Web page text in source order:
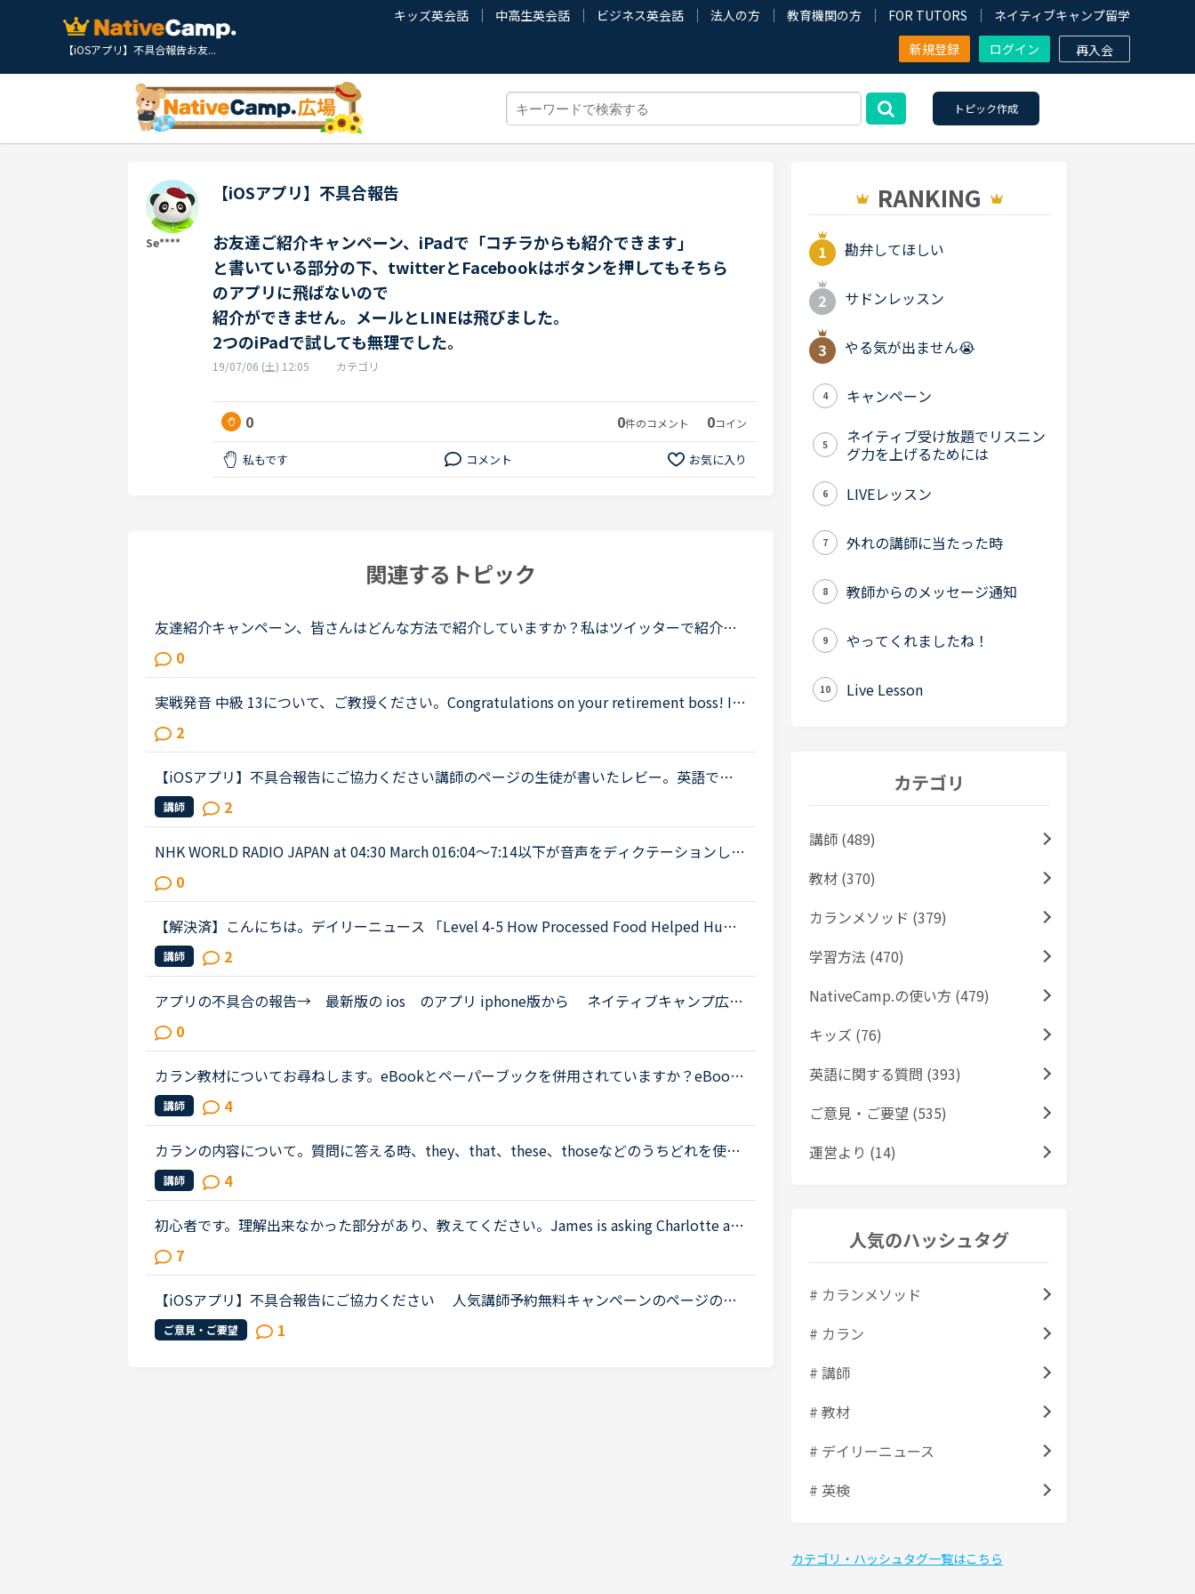
【iOSアプリ】不具合報告お友...
キッズ英会話 中高生英会話 ビジネス英会話 法人の方 教育機関の方 FOR TUTORS
ネイティブキャンプ留学
新規登録
ログイン 再入会
トピック作成
Se****
【iOSアプリ】不具合報告
お友達ご紹介キャンペーン、iPadで「コチラからも紹介できます」
と書いている部分の下、twitterとFacebookはボタンを押してもそちら
のアプリに飛ばないので
紹介ができません。メールとLINEは飛びました。
2つのiPadで試しても無理でした。
19/07/06 (土) 12:05 カテゴリ
0 0件のコメント 0コイン
私もです コメント お気に入り
関連するトピック
友達紹介キャンペーン、皆さんはどんな方法で紹介していますか？私はツイッターで紹介リ
ンクを公開したんですが、今朝起きたら特典クーポン付与のお知らせメールが届いていまし
た。どなたかはわかりませんが、私...
0
実戦発音 中級 13について、ご教授ください。Congratulations on your retirement boss! I'll
never forget the years that I worked under you here at NativeCamp, nor will l forget the
first day we met. Yo...
2
【iOSアプリ】不具合報告にご協力ください講師のページの生徒が書いたレビー。英語で書
かれている部分、Google翻訳のボタンを押しても、日本語に翻訳されません。
講師 2
NHK WORLD RADIO JAPAN at 04:30 March 016:04～7:14以下が音声をディクテーションした
ものでしたが、音源が削除されてしまったので、このトピック自体をスルーしてください。A
n international research team of ...
0
【解決済】こんにちは。デイリーニュース 「Level 4-5 How Processed Food Helped Huma
nity」 の第2パラグラフ、The small size of teeth in early humans can only be explained by
food becoming easier to eat...
講師 2
アプリの不具合の報告→ 最新版の ios のアプリ iphone版から ネイティブキャンプ広場
の「並び替え」のプルダウンを使っても並べ替えできません。iphone 6s OS 最新 /ア
プリ最新●例えばプルダウンから「...
0
カラン教材についてお尋ねします。eBookとペーパーブックを併用されていますか？eBook
には全文の音声がついているとのことで、復習のためにいいなと思うのですが、読むときに
はペーパーブックがいいので、今はペ...
講師 4
カランの内容について。質問に答える時、they、that、these、thoseなどのうちどれを使う
のが正解なのかと悩むことがあります。例えば、Are these his boots?-No, they aren’t his bo
ots; they’re her boots. など...
講師 4
初心者です。理解出来なかった部分があり、教えてください。James is asking Charlotte ab
out Gabriella's birthday party. James When was Gabriella's birthday?Charlotte It was last
weekend.James How was t...
7
【iOSアプリ】不具合報告にご協力ください 人気講師予約無料キャンペーンのページの表
示ご意見・ご要望 1
RANKING
勘弁してほしい
サドンレッスン
やる気が出ません😭
4 キャンペーン
5
ネイティブ受け放題でリスニン
グ力を上げるためには
6 LIVEレッスン
7 外れの講師に当たった時
8 教師からのメッセージ通知
9 やってくれましたね！
10 Live Lesson
カテゴリ
講師 (489)
教材 (370)
カランメソッド (379)
学習方法 (470)
NativeCamp.の使い方 (479)
キッズ (76)
英語に関する質問 (393)
ご意見・ご要望 (535)
運営より (14)
人気のハッシュタグ
# カランメソッド
# カラン
# 講師
# 教材
# デイリーニュース
# 英検
カテゴリ・ハッシュタグ一覧はこちら